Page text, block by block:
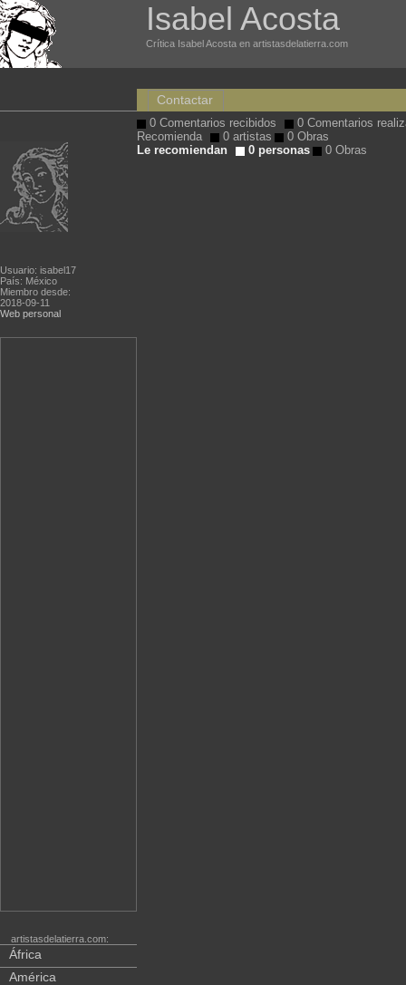
Isabel Acosta
Crítica Isabel Acosta en artistasdelatierra.com
Usuario: isabel17
País: México
Miembro desde:
2018-09-11
Web personal
artistasdelatierra.com:
África
América
Contactar
0 Comentarios recibidos
0 Comentarios
Recomienda
0 artistas
0 Obras
Le recomiendan
0 personas 0 Obras